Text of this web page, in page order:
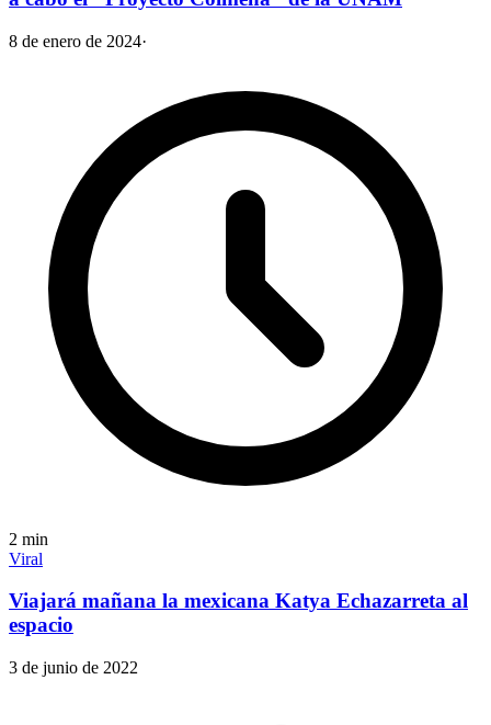
8 de enero de 2024·
2 min
Viral
Viajará mañana la mexicana Katya Echazarreta al
espacio
3 de junio de 2022